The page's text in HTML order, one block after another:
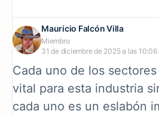
Mauricio Falcón Villa
Miembro
31 de diciembre de 2025 a las 10:06
Cada uno de los
vital para esta industria
cada uno es un eslabón